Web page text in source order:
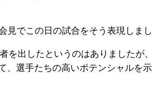
でこの日の試合をそう表現しまし
を出したというのはありましたが
、選手たちの高いポテンシャルを